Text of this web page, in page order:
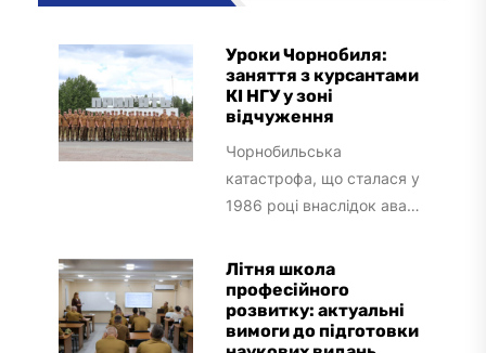
Уроки Чорнобиля:
заняття з курсантами
КІ НГУ у зоні
відчуження
Чорнобильська
катастрофа, що сталася у
1986 році внаслідок аварії
енергоблоці атомної
електростанції, є однією з
наймасштабніших
техногенних трагедій...
Літня школа
професійного
розвитку: актуальні
вимоги до підготовки